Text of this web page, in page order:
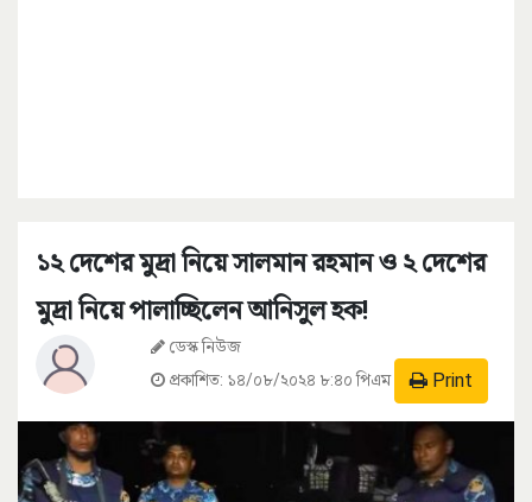
১২ দেশের মুদ্রা নিয়ে সালমান রহমান ও ২ দেশের
মুদ্রা নিয়ে পালাচ্ছিলেন আনিসুল হক!
ডেস্ক নিউজ
প্রকাশিত: ১৪/০৮/২০২৪ ৮:৪০ পিএম Print